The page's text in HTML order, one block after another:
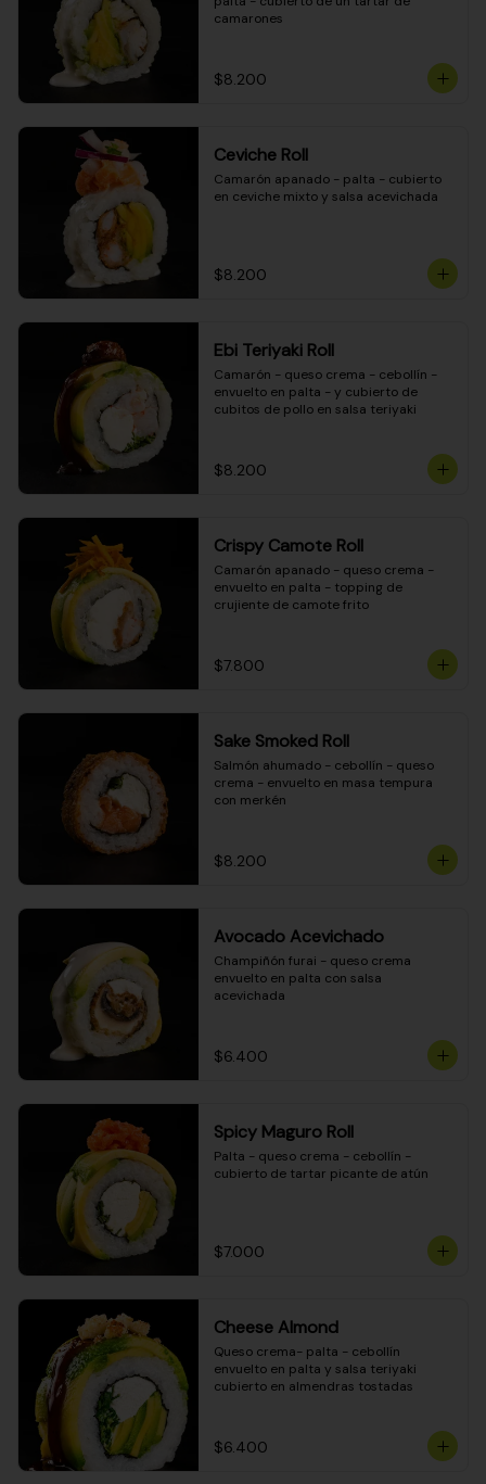
camarones
$8.200
Ceviche Roll
Camarón apanado - palta - cubierto
en ceviche mixto y salsa acevichada
$8.200
Ebi Teriyaki Roll
Camarón - queso crema - cebollín -
envuelto en palta - y cubierto de
cubitos de pollo en salsa teriyaki
$8.200
Crispy Camote Roll
Camarón apanado - queso crema -
envuelto en palta - topping de
crujiente de camote frito
$7.800
Sake Smoked Roll
Salmón ahumado - cebollín - queso
crema - envuelto en masa tempura
con merkén
$8.200
Avocado Acevichado
Champiñón furai - queso crema
envuelto en palta con salsa
acevichada
$6.400
Spicy Maguro Roll
Palta - queso crema - cebollín -
cubierto de tartar picante de atún
$7.000
Cheese Almond
Queso crema- palta - cebollín
envuelto en palta y salsa teriyaki
cubierto en almendras tostadas
$6.400